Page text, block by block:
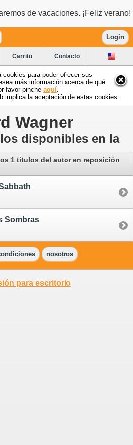
de vacaciones. ¡Feliz verano!
Login
Carrito Contacto
cookies para poder ofrecer sus
más información acerca de qué
favor pinche aquí
implica la aceptación de estas cookies.
Wagner
disponibles en la
1 títulos del autor en reposición
Sombras
nosotros
para escritorio